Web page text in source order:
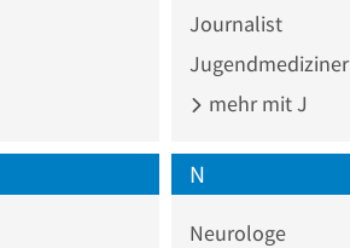
Journalist
Jugendmediziner
mehr mit J
N
Neurologe